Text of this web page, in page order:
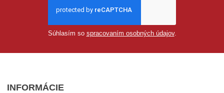
Súhlasím so spracovaním osobných údajov.
INFORMÁCIE